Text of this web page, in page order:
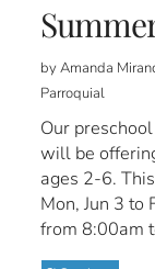
by Amanda
Parroquial
Our
will be
ages 2-6.
Mon, Jun 3 to
from 8:00am